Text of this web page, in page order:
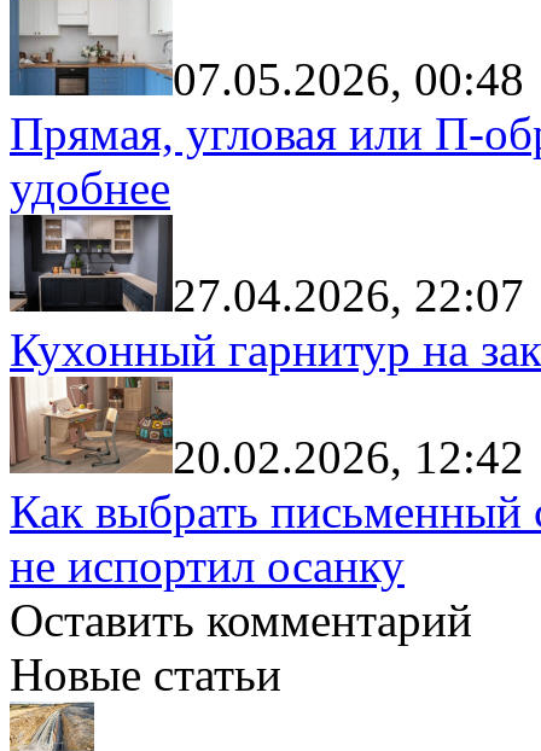
07.05.2026, 00:48
Прямая, угловая или П-
удобнее
27.04.2026, 22:07
Кухонный гарнитур на
20.02.2026, 12:42
Как выбрать письменный
не испортил осанку
Оставить комментарий
Новые статьи